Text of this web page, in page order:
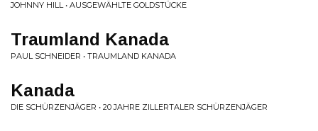
JOHNNY HILL • AUSGEWÄHLTE GOLDSTÜCKE
Traumland Kanada
PAUL SCHNEIDER • TRAUMLAND KANADA
Kanada
DIE SCHÜRZENJÄGER • 20 JAHRE ZILLERTALER SCHÜRZENJÄGER